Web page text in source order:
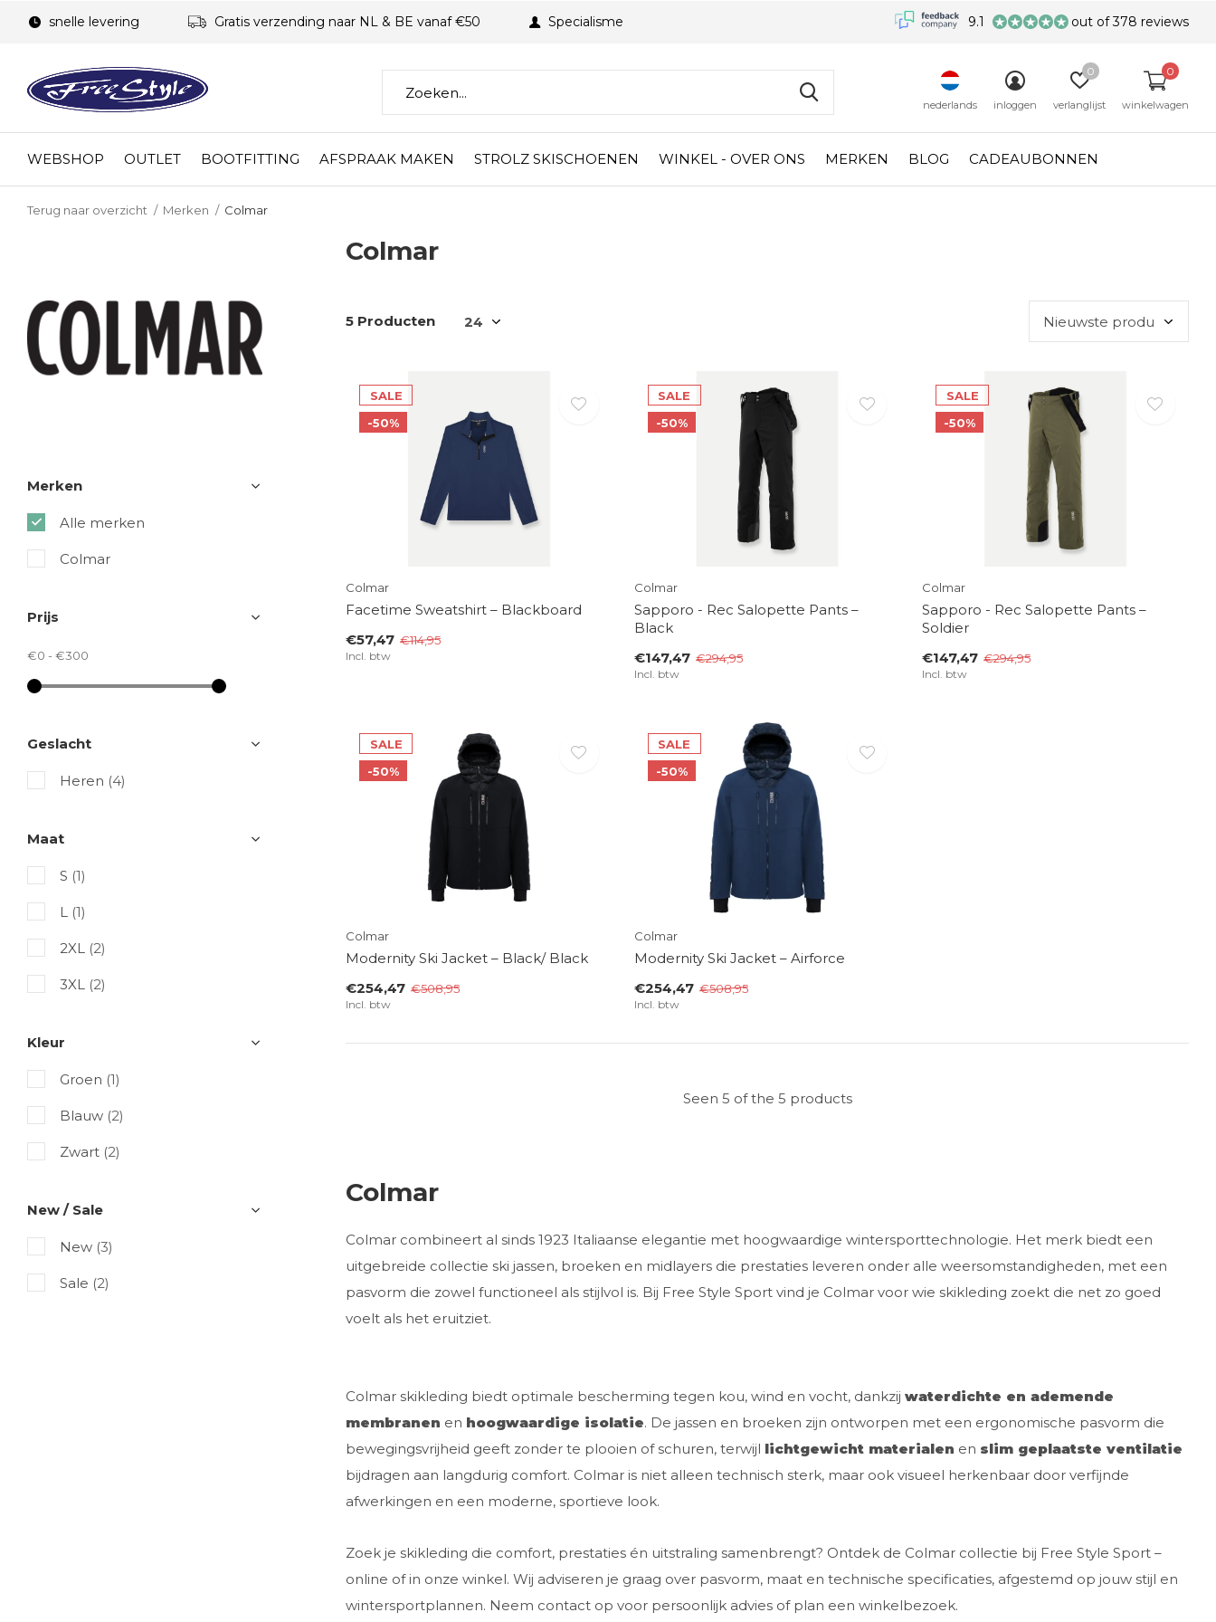
WEBSHOP OUTLET BOOTFITTING AFSPRAAK MAKEN STROLZ SKISCHOENEN WINKEL - OVER ONS MERKEN BLOG CADEAUBONNEN
nederlands inloggen verlanglijst
0
winkelwagen
0
snelle levering Gratis verzending naar NL & BE vanaf €50 Specialisme 9.1 out of 378 reviews
Terug naar overzicht Merken Colmar
Colmar
5 Producten
SALE
-50%
Colmar
Facetime Sweatshirt – Blackboard
€57,47 €114,95
Incl. btw
SALE
-50%
Colmar
Sapporo - Rec Salopette Pants –
Black
€147,47 €294,95
Incl. btw
SALE
-50%
Colmar
Sapporo - Rec Salopette Pants –
Soldier
€147,47 €294,95
Incl. btw
SALE
-50%
Colmar
Modernity Ski Jacket – Black/ Black
€254,47 €508,95
Incl. btw
SALE
-50%
Colmar
Modernity Ski Jacket – Airforce
€254,47 €508,95
Incl. btw
Seen 5 of the 5 products
Colmar
Colmar combineert al sinds 1923 Italiaanse elegantie met hoogwaardige wintersporttechnologie. Het merk biedt een
uitgebreide collectie ski jassen, broeken en midlayers die prestaties leveren onder alle weersomstandigheden, met een
pasvorm die zowel functioneel als stijlvol is. Bij Free Style Sport vind je Colmar voor wie skikleding zoekt die net zo goed
voelt als het eruitziet.
Colmar skikleding biedt optimale bescherming tegen kou, wind en vocht, dankzij waterdichte en ademende
membranen en hoogwaardige isolatie. De jassen en broeken zijn ontworpen met een ergonomische pasvorm die
bewegingsvrijheid geeft zonder te plooien of schuren, terwijl lichtgewicht materialen en slim geplaatste ventilatie
bijdragen aan langdurig comfort. Colmar is niet alleen technisch sterk, maar ook visueel herkenbaar door verfijnde
afwerkingen en een moderne, sportieve look.
Zoek je skikleding die comfort, prestaties én uitstraling samenbrengt? Ontdek de Colmar collectie bij Free Style Sport –
online of in onze winkel. Wij adviseren je graag over pasvorm, maat en technische specificaties, afgestemd op jouw stijl en
wintersportplannen. Neem contact op voor persoonlijk advies of plan een winkelbezoek.
Merken
Alle merken
Colmar
Prijs
€0 - €300
Geslacht
Heren (4)
Maat
S (1)
L (1)
2XL (2)
3XL (2)
Kleur
Groen (1)
Blauw (2)
Zwart (2)
New / Sale
New (3)
Sale (2)